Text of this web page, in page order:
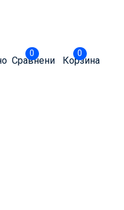
0
Сравнение
0
Корзина